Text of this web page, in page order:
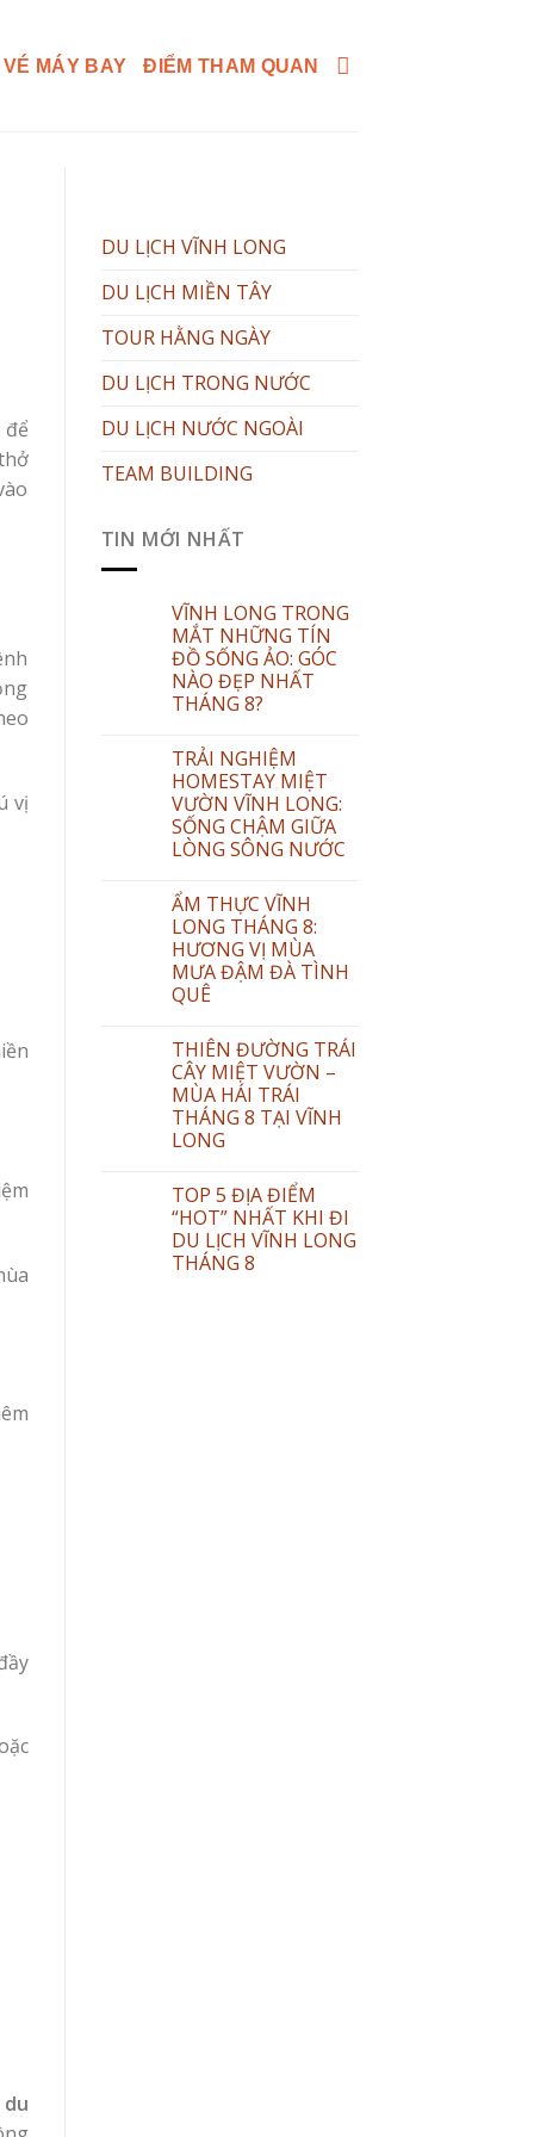
VÉ MÁY BAY ĐIỂM THAM QUAN
để
vị
du
DU LỊCH VĨNH LONG
DU LỊCH MIỀN TÂY
TOUR HẰNG NGÀY
DU LỊCH TRONG NƯỚC
DU LỊCH NƯỚC NGOÀI
TEAM BUILDING
TIN MỚI NHẤT
VĨNH LONG TRONG
MẮT NHỮNG TÍN
ĐỒ SỐNG ẢO: GÓC
NÀO ĐẸP NHẤT
THÁNG 8?
TRẢI NGHIỆM
HOMESTAY MIỆT
VƯỜN VĨNH LONG:
SỐNG CHẬM GIỮA
LÒNG SÔNG NƯỚC
ẨM THỰC VĨNH
LONG THÁNG 8:
HƯƠNG VỊ MÙA
MƯA ĐẬM ĐÀ TÌNH
QUÊ
THIÊN ĐƯỜNG TRÁI
CÂY MIỆT VƯỜN –
MÙA HÁI TRÁI
THÁNG 8 TẠI VĨNH
LONG
TOP 5 ĐỊA ĐIỂM
“HOT” NHẤT KHI ĐI
DU LỊCH VĨNH LONG
THÁNG 8